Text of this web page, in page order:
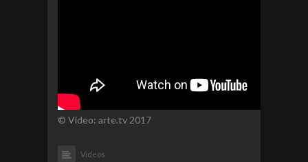
© Video: arte.tv 2017
Videos